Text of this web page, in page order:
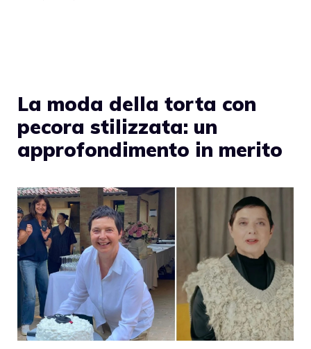
La moda della torta con
pecora stilizzata: un
approfondimento in merito